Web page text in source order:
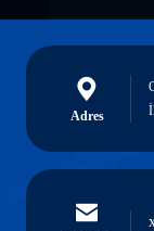
Adres